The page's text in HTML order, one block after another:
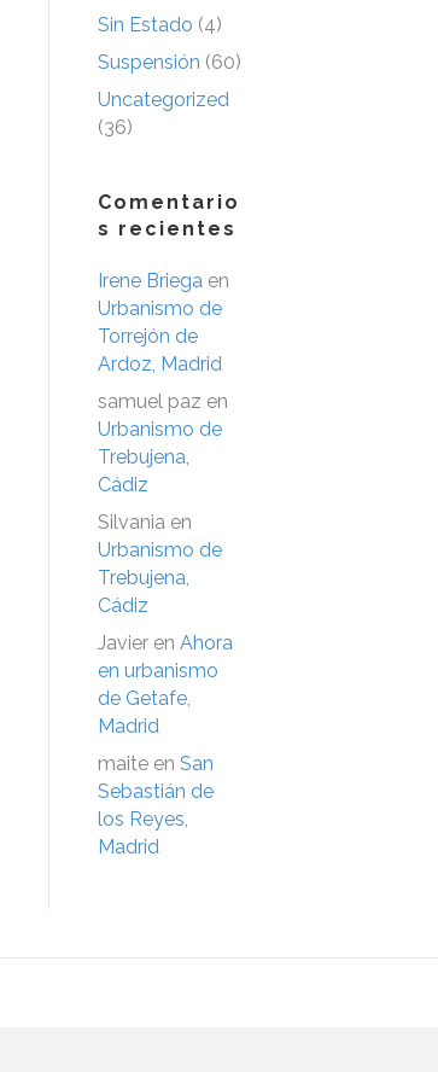
Sin Estado (4)
Suspensión (60)
Uncategorized
(36)
Comentario
s recientes
Irene Briega en
Urbanismo de
Torrejón de
Ardoz, Madrid
samuel paz en
Urbanismo de
Trebujena,
Cádiz
Silvania en
Urbanismo de
Trebujena,
Cádiz
Javier en Ahora
en urbanismo
de Getafe,
Madrid
maite en San
Sebastián de
los Reyes,
Madrid